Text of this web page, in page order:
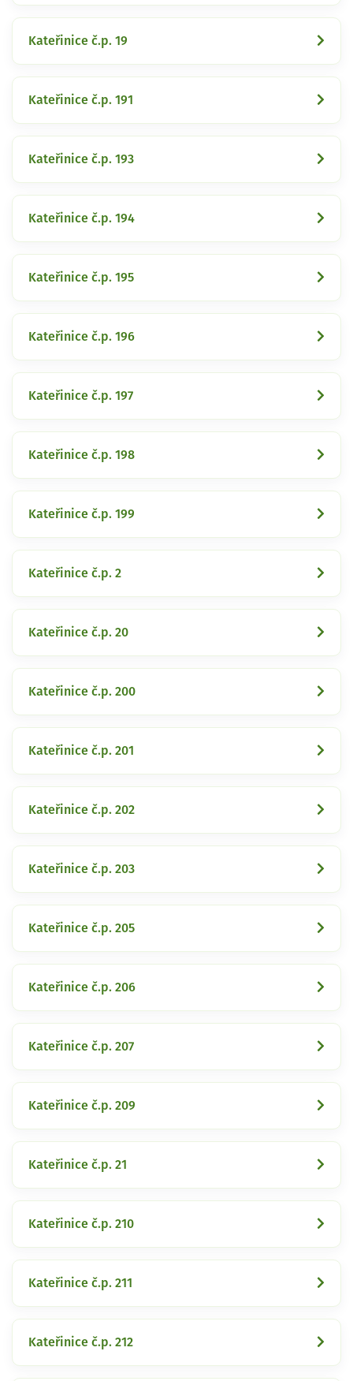
Kateřinice č.p. 19
Kateřinice č.p. 191
Kateřinice č.p. 193
Kateřinice č.p. 194
Kateřinice č.p. 195
Kateřinice č.p. 196
Kateřinice č.p. 197
Kateřinice č.p. 198
Kateřinice č.p. 199
Kateřinice č.p. 2
Kateřinice č.p. 20
Kateřinice č.p. 200
Kateřinice č.p. 201
Kateřinice č.p. 202
Kateřinice č.p. 203
Kateřinice č.p. 205
Kateřinice č.p. 206
Kateřinice č.p. 207
Kateřinice č.p. 209
Kateřinice č.p. 21
Kateřinice č.p. 210
Kateřinice č.p. 211
Kateřinice č.p. 212